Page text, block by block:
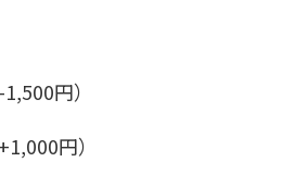
円）
円）